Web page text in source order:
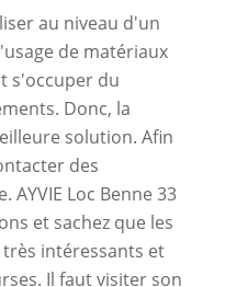
au niveau d'un
de matériaux
s'occuper du
Donc, la
solution. Afin
des
Loc Benne 33
et sachez que les
intéressants et
Il faut visiter son